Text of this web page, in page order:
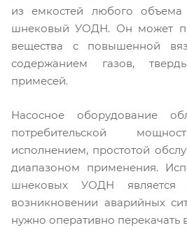
из емкостей любого объема
шнековый УОДН. Он может
вещества с повышенной
содержанием газов,
примесей.
Насосное оборудование
потребительской
исполнением, простотой
диапазоном применения.
шнековых УОДН является
возникновении аварийных
нужно оперативно перекачать